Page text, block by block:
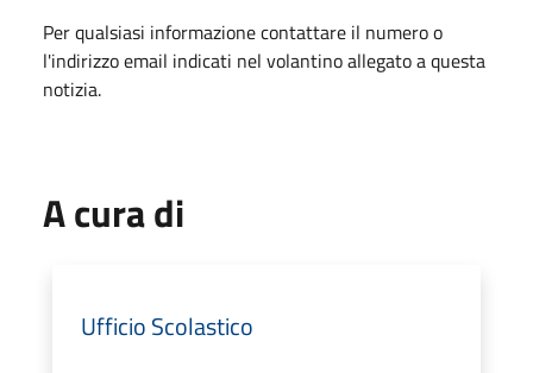
Per qualsiasi informazione contattare il numero o
l'indirizzo email indicati nel volantino allegato a questa
notizia.
A cura di
Ufficio Scolastico